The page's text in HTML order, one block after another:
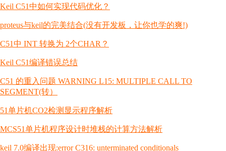
Keil C51中如何实现代码优化？
proteus与keil的完美结合(没有开发板，让你也学的爽!)
C51中 INT 转换为 2个CHAR？
Keil C51编译错误总结
C51 的重入问题 WARNING L15: MULTIPLE CALL TO
SEGMENT(转）
51单片机CO2检测显示程序解析
MCS51单片机程序设计时堆栈的计算方法解析
keil 7.0编译出现:error C316: unterminated conditionals